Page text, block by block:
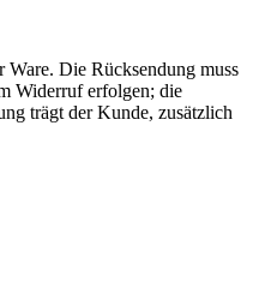
Ware. Die Rücksendung muss
Widerruf erfolgen; die
trägt der Kunde, zusätzlich